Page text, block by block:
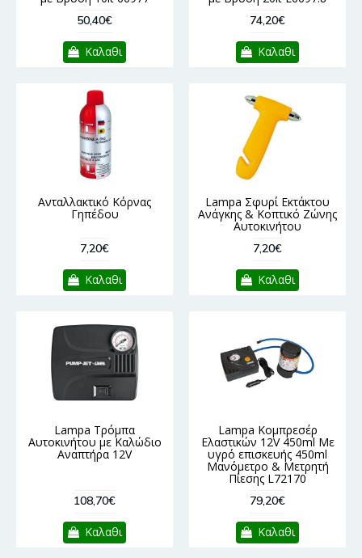
50,40€
Καλαθι
74,20€
Καλαθι
Ανταλλακτικό Κόρνας
Γηπέδου
7,20€
Καλαθι
Lampa Σφυρί Εκτάκτου
Ανάγκης & Κοπτικό Ζώνης
Αυτοκινήτου
7,20€
Καλαθι
Lampa Τρόμπα
Αυτοκινήτου με Καλώδιο
Αναπτήρα 12V
108,70€
Καλαθι
Lampa Κομπρεσέρ
Ελαστικών 12V 450ml Με
υγρό επισκευής 450ml
Μανόμετρο & Μετρητή
Πίεσης L72170
79,20€
Καλαθι